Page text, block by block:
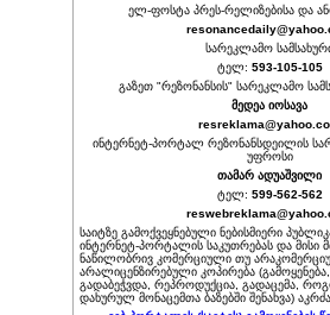
ელ-ფოსტა პრეს-რელიზებისა და
სარეკლამო
ტელ: 593-105-105
გაზეთ "რეზონანსის" სარეკლამო
მედეა იოსავა
ინტერნეტ-პორტალ რეზონანსდეილის
უფროსი
თამარ ადუაშვილი
ტელ: 599-562-562
საიტზე გამოქვეყნებული ნებისმიერი
ინტერნეტ-პორტალის საკუთრებას და მისი
ნაწილობრივ კომერციული თუ
არალიცენზირებული კოპირება
გადაბეჭვდა, რეპროდუქცია, გადაცემა,
დახურულ მონაცემთა ბაზებში შენახვა)